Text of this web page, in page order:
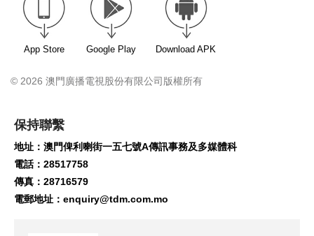
App Store Google Play Download APK
© 2026 澳門廣播電視股份有限公司版權所有
保持聯繫
地址：澳門俾利喇街一五七號A傳訊事務及多媒體科
電話：28517758
傳真：28716579
電郵地址： enquiry@tdm.com.mo